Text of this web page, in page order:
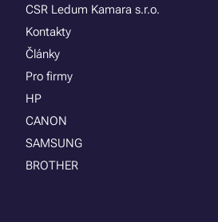
CSR Ledum Kamara s.r.o.
Kontakty
Články
Pro firmy
HP
CANON
SAMSUNG
BROTHER